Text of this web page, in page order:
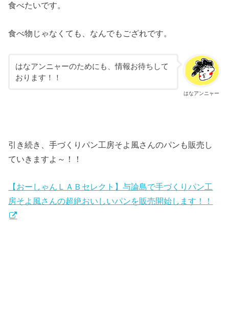
食べたいです。
食べ物じゃなくても、なんでもござれです。
はなアンニャー
はなアンニャーのためにも、情報お待ちして
おります！！
引き続き、手づくりパン工房そよ風さんのパンも販売し
ていきますよ～！！
【おーしゃんＬＡＢセレクト】与論島で手づくりパン工
房そよ風さんの超絶おいしいパンを販売開始します！！